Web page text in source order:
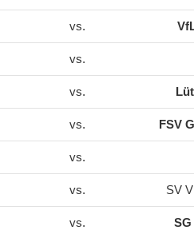
vs.
vs.
vs.
vs. FSV
vs.
vs. SV
vs.